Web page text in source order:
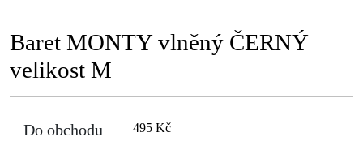
Baret MONTY vlněný ČERNÝ
velikost M
Do obchodu 495 Kč